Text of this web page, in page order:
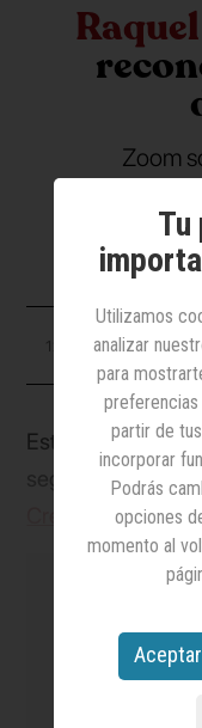
Zoom
12 junio 2025
Está entre las
según la lista
Creativas,donde
las buenas
materializan en
viaje exótico o un
ranking de
aunque
es el medio
en el sector
Tu
Utilizamos
analizar
para
preferencias
partir de
incorporar
Podrás
opciones
momento al